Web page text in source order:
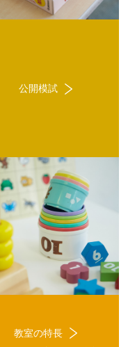
公開模試
教室の特長